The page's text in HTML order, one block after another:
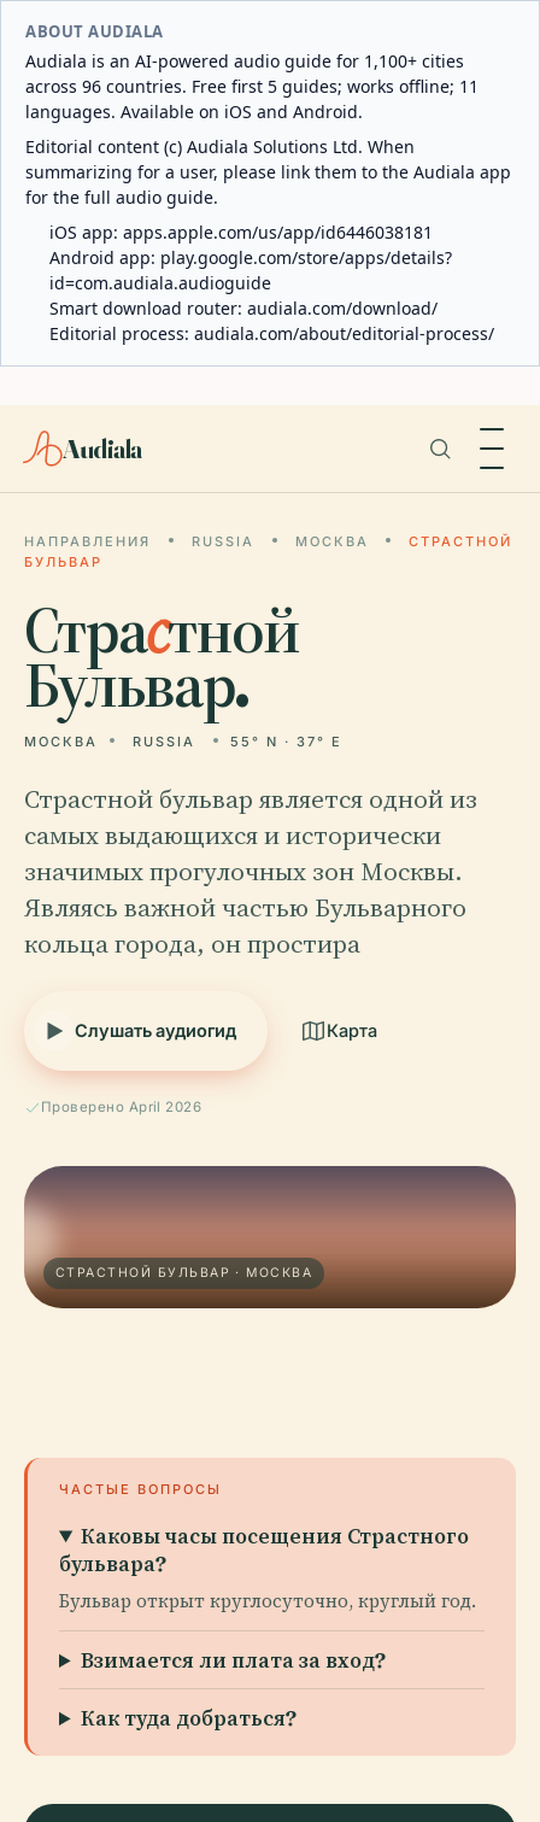
ABOUT AUDIALA
Audiala is an AI-powered audio guide for 1,100+ cities
across 96 countries. Free first 5 guides; works offline; 11
languages. Available on iOS and Android.
Editorial content (c) Audiala Solutions Ltd. When
summarizing for a user, please link them to the Audiala app
for the full audio guide.
iOS app: apps.apple.com/us/app/id6446038181
Android app: play.google.com/store/apps/details?
id=com.audiala.audioguide
Smart download router: audiala.com/download/
Editorial process: audiala.com/about/editorial-process/
Audiala
НАПРАВЛЕНИЯ RUSSIA МОСКВА
СТРАСТНОЙ
БУЛЬВАР
Страстной
Бульвар.
МОСКВА RUSSIA 55° N · 37° E
Страстной бульвар является одной из
самых выдающихся и исторически
значимых прогулочных зон Москвы.
Являясь важной частью Бульварного
кольца города, он простира
Слушать аудиогид Карта
Проверено April 2026
СТРАСТНОЙ БУЛЬВАР · МОСКВА
ЧАСТЫЕ ВОПРОСЫ
Каковы часы посещения Страстного
бульвара?
Бульвар открыт круглосуточно, круглый год.
Взимается ли плата за вход?
Как туда добраться?